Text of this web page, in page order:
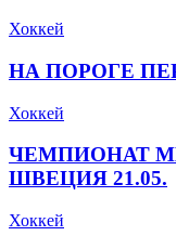
Хоккей
НА ПОРОГЕ
Хоккей
ЧЕМПИОНАТ
ШВЕЦИЯ 21.05.
Хоккей